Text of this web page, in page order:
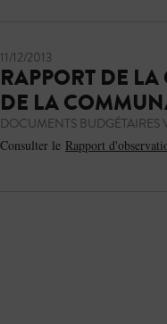
11/12/2013
RAPPORT DE
DE LA
DOCUMENTS BUDGÉTAIRES
Consulter le Rapport